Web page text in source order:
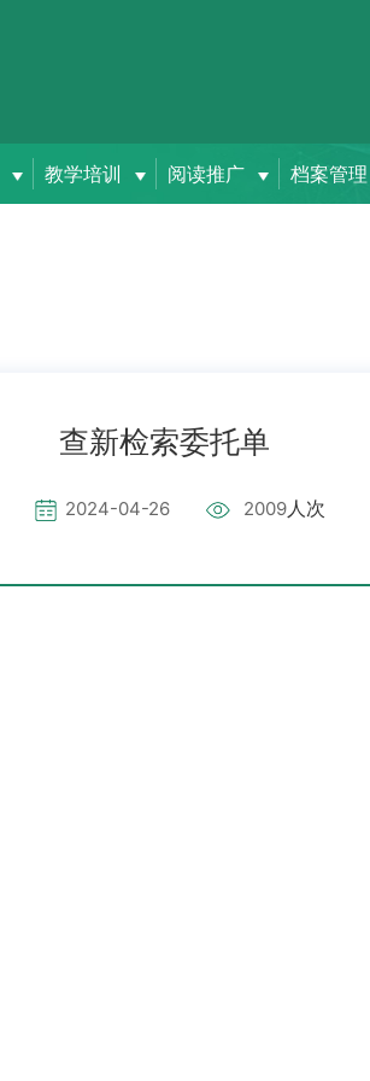
教学培训 阅读推广 档案管理
查新检索委托单
2024-04-26 2009人次